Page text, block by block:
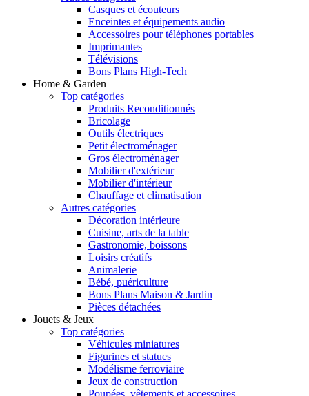
Casques et écouteurs
Enceintes et équipements audio
Accessoires pour téléphones portables
Imprimantes
Télévisions
Bons Plans High-Tech
Home & Garden
Top catégories
Produits Reconditionnés
Bricolage
Outils électriques
Petit électroménager
Gros électroménager
Mobilier d'extérieur
Mobilier d'intérieur
Chauffage et climatisation
Autres catégories
Décoration intérieure
Cuisine, arts de la table
Gastronomie, boissons
Loisirs créatifs
Animalerie
Bébé, puériculture
Bons Plans Maison & Jardin
Pièces détachées
Jouets & Jeux
Top catégories
Véhicules miniatures
Figurines et statues
Modélisme ferroviaire
Jeux de construction
Poupées, vêtements et accessoires